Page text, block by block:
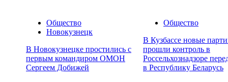
Общество
Новокузнецк
В Новокузнецке простились с
первым командиром ОМОН
Сергеем Добижей
Общество
В Кузбассе новые
прошли контроль в
Россельхознадзоре
в Республику Беларусь